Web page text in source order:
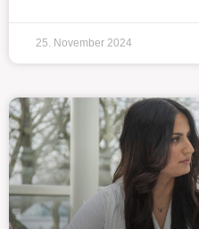
25. November 2024